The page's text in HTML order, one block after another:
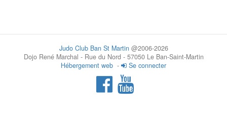
Judo Club Ban St Martin@2006-2026
Dojo René Marchal - Rue du Nord - 57050 Le Ban-Saint-Martin
Hébergement web - Se connecter